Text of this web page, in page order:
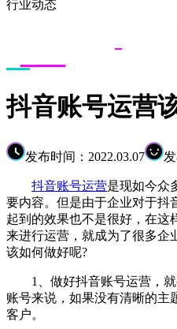
行业动态
抖音账号运营
发布时间：2022.03.07
抖音账号运营是现如今众
要内容。但是由于企业对于抖
起到的效果也不是很好，在这
来进行运营，就成为了很多企
该如何做好呢?
1、做好抖音账号运营，就
账号来说，如果没有清晰的主
客户。